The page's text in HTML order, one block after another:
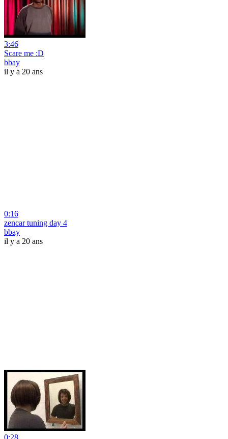
3:46
Scare me :D
bbay
il y a 20 ans
0:16
zencar tuning day 4
bbay
il y a 20 ans